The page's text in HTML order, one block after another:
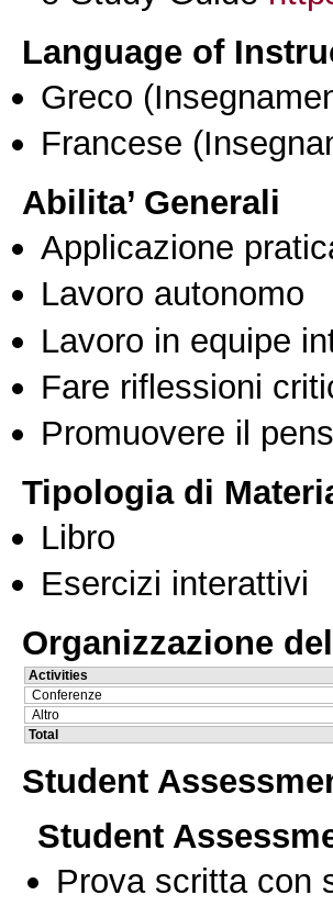
Language of
Greco
Francese
Abilita’ Generali
Applicazione
Lavoro autonomo
Lavoro in equipe
Fare riflessioni
Promuovere il
Tipologia di
Libro
Esercizi interattivi
Organizzazione
Activities
Conferenze
Altro
Total
Student
Student
Prova scritta con